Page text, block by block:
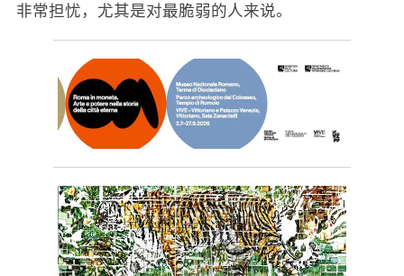
非常担忧，尤其是对最脆弱的人来说。